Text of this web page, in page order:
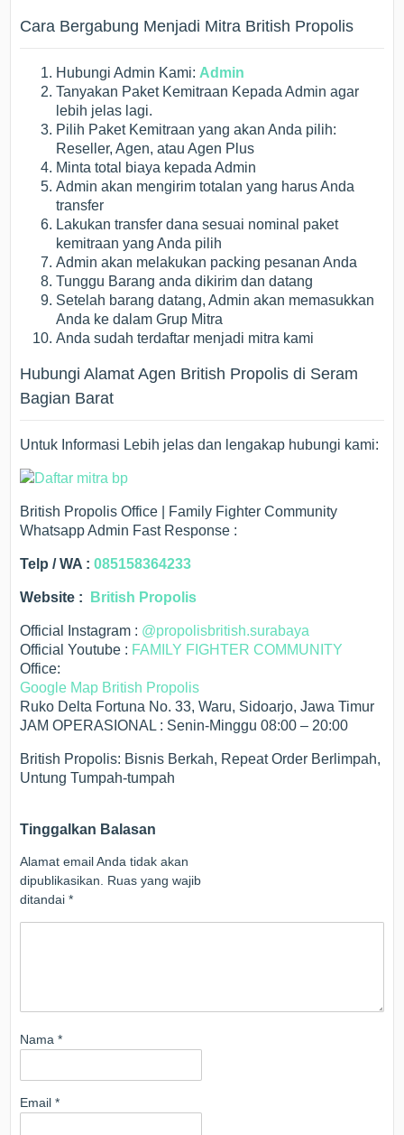
Cara Bergabung Menjadi Mitra British Propolis
Hubungi Admin Kami: Admin
Tanyakan Paket Kemitraan Kepada Admin agar
lebih jelas lagi.
Pilih Paket Kemitraan yang akan Anda pilih:
Reseller, Agen, atau Agen Plus
Minta total biaya kepada Admin
Admin akan mengirim totalan yang harus Anda
transfer
Lakukan transfer dana sesuai nominal paket
kemitraan yang Anda pilih
Admin akan melakukan packing pesanan Anda
Tunggu Barang anda dikirim dan datang
Setelah barang datang, Admin akan memasukkan
Anda ke dalam Grup Mitra
Anda sudah terdaftar menjadi mitra kami
Hubungi Alamat Agen British Propolis di Seram
Bagian Barat
Untuk Informasi Lebih jelas dan lengakap hubungi kami:
British Propolis Office | Family Fighter Community
Whatsapp Admin Fast Response :
Telp / WA :085158364233
Website : British Propolis
Official Instagram : @propolisbritish.surabaya
Official Youtube : FAMILY FIGHTER COMMUNITY
Office:
Google Map British Propolis
Ruko Delta Fortuna No. 33, Waru, Sidoarjo, Jawa Timur
JAM OPERASIONAL : Senin-Minggu 08:00 – 20:00
British Propolis: Bisnis Berkah, Repeat Order Berlimpah,
Untung Tumpah-tumpah
Tinggalkan Balasan
Alamat email Anda tidak akan
dipublikasikan.
Ruas yang wajib
ditandai*
Nama*
Email*